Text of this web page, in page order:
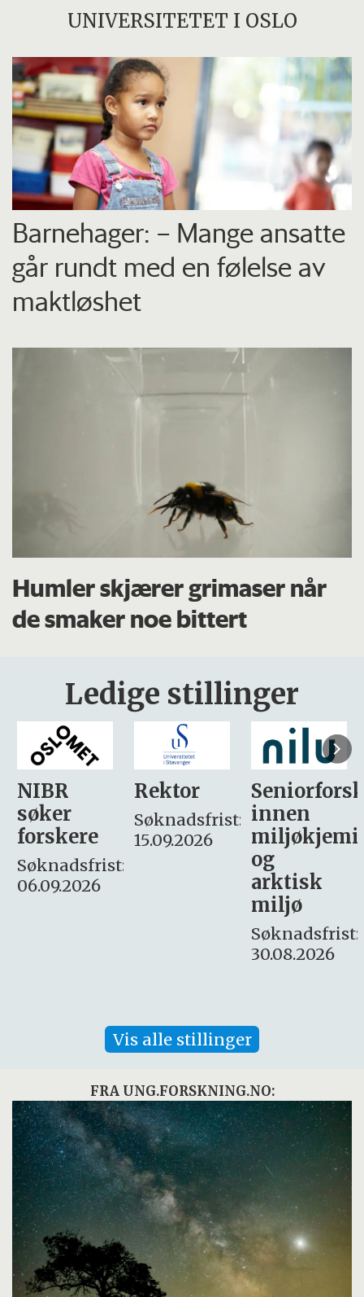
UNIVERSITETET I OSLO
Barnehager: – Mange ansatte
går rundt med en følelse av
maktløshet
Humler skjærer grimaser når
de smaker noe bittert
Ledige stillinger
Rektor
Søknadsfrist:
15.09.2026
Seniorforsker
innen
miljøkjemi
søker
– fast
Søknadsfrist:
16. august.
Vis alle stillinger
FRA UNG.FORSKNING.NO: